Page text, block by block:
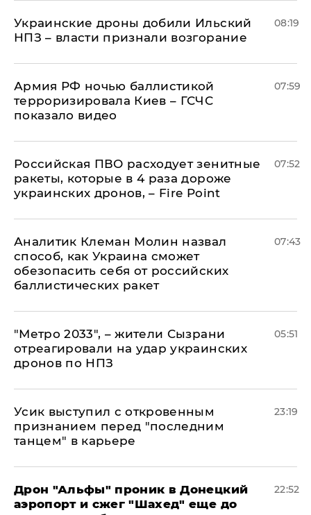
Украинские дроны добили Ильский
НПЗ – власти признали возгорание
08:19
Армия РФ ночью баллистикой
терроризировала Киев – ГСЧС
показало видео
07:59
Российская ПВО расходует зенитные
ракеты, которые в 4 раза дороже
украинских дронов, – Fire Point
07:52
Аналитик Клеман Молин назвал
способ, как Украина сможет
обезопасить себя от российских
баллистических ракет
07:43
"Метро 2033", – жители Сызрани
отреагировали на удар украинских
дронов по НПЗ
05:51
Усик выступил с откровенным
признанием перед "последним
танцем" в карьере
23:19
Дрон "Альфы" проник в Донецкий
аэропорт и сжег "Шахед" еще до
22:52